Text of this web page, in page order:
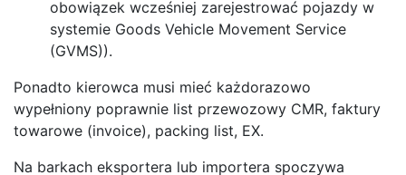
obowiązek wcześniej zarejestrować pojazdy w
systemie Goods Vehicle Movement Service
(GVMS)).
Ponadto kierowca musi mieć każdorazowo
wypełniony poprawnie list przewozowy CMR, faktury
towarowe (invoice), packing list, EX.
Na barkach eksportera lub importera spoczywa